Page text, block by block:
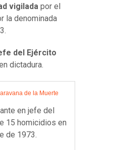
vigilada por el
la denominada
del Ejército
dictadura.
de la Muerte
en jefe del
15 homicidios en
de 1973.